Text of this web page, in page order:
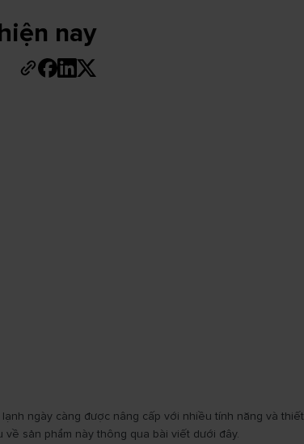
nay
ngày càng được nâng cấp với nhiều tính năng và thiết
sản phẩm này thông qua bài viết dưới đây.